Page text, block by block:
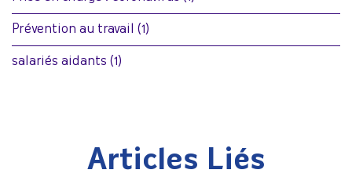
Prévention au travail (1)
salariés aidants (1)
Articles Liés